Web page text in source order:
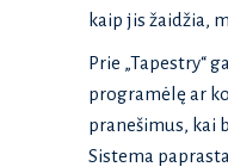
kaip jis žaidžia,
Prie „Tapestry“
programėlę ar
pranešimus, kai
Sistema